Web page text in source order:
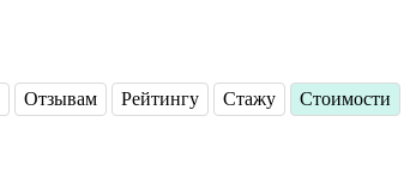
Отзывам Рейтингу Стажу Стоимости